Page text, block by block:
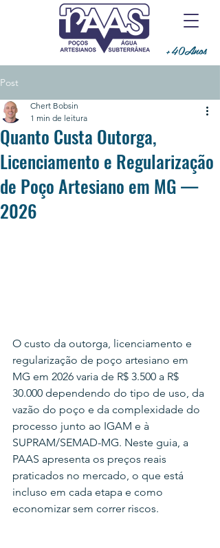
+40Anos
Post
Quanto Custa Outorga,
Licenciamento e Regularização
de Poço Artesiano em MG —
2026
Chert Bobsin
1 min de leitura
O custo da outorga, licenciamento e
regularização de poço artesiano em
MG em 2026 varia de R$ 3.500 a R$
30.000 dependendo do tipo de uso, da
vazão do poço e da complexidade do
processo junto ao IGAM e à
SUPRAM/SEMAD-MG. Neste guia, a
PAAS apresenta os preços reais
praticados no mercado, o que está
incluso em cada etapa e como
economizar sem correr riscos.